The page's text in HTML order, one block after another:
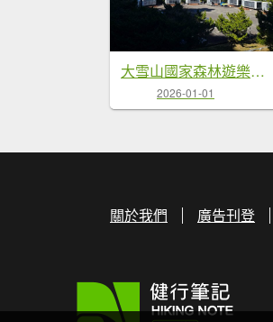
大雪山國家森林遊樂區賞楓／看神木／賞雪白山頭／賞大景
2026-01-01
關於我們 廣告刊登